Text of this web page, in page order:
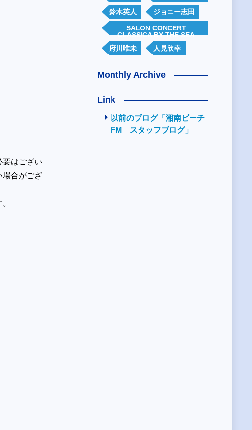
要はござい
場合がござ
鈴木英人 ジョニー志田
SALON CONCERT
CLASSICA BY THE SEA
府川唯未
人見欣幸
Monthly Archive
Link
以前のブログ「湘南ビーチ
FM スタッフブログ」